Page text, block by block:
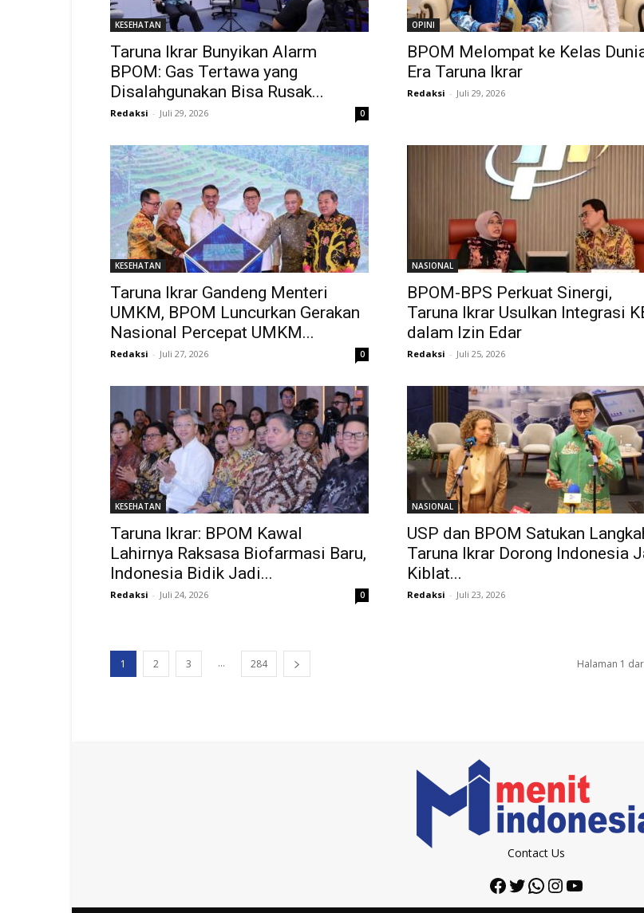
KESEHATAN
Taruna Ikrar Bunyikan Alarm
BPOM: Gas Tertawa yang
Disalahgunakan Bisa Rusak...
Redaksi - Juli 29, 2026 0
OPINI
BPOM Melompat ke Kelas
Era Taruna Ikrar
Redaksi - Juli 29, 2026
KESEHATAN
Taruna Ikrar Gandeng Menteri
UMKM, BPOM Luncurkan Gerakan
Nasional Percepat UMKM...
Redaksi - Juli 27, 2026 0
NASIONAL
BPOM-BPS Perkuat Sinergi,
Taruna Ikrar Usulkan Integrasi
dalam Izin Edar
Redaksi - Juli 25, 2026
KESEHATAN
Taruna Ikrar: BPOM Kawal
Lahirnya Raksasa Biofarmasi Baru,
Indonesia Bidik Jadi...
Redaksi - Juli 24, 2026 0
NASIONAL
USP dan BPOM Satukan
Taruna Ikrar Dorong Indonesia
Kiblat...
Redaksi - Juli 23, 2026
1 2 3 ... 284 Halaman 1
Contact Us
Facebook
Twitter
WhatsApp
Instagram
YouTube